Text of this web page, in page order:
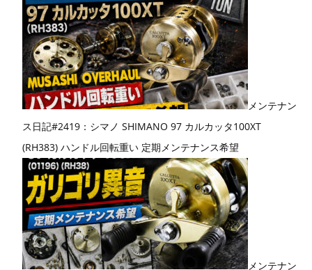
メンテナン
ス日記#2419：シマノ SHIMANO 97 カルカッタ100XT
(RH383) ハンドル回転重い 定期メンテナンス希望
メンテナン